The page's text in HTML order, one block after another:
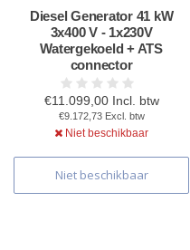
Diesel Generator 41 kW
3x400 V - 1x230V
Watergekoeld + ATS
connector
€11.099,00 Incl. btw
€9.172,73 Excl. btw
Niet beschikbaar
Niet beschikbaar